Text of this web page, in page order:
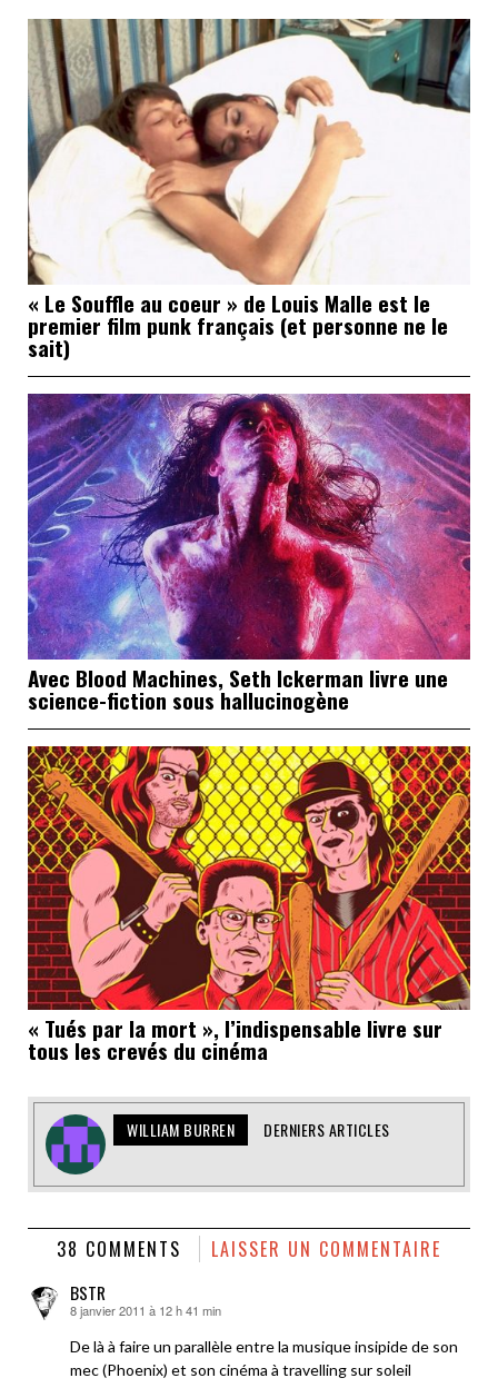
« Le Souffle au coeur » de Louis Malle est le
premier film punk français (et personne ne le
sait)
Avec Blood Machines, Seth Ickerman livre une
science-fiction sous hallucinogène
« Tués par la mort », l’indispensable livre sur
tous les crevés du cinéma
WILLIAM BURREN DERNIERS ARTICLES
38 COMMENTS LAISSER UN COMMENTAIRE
BSTR
dit :
8 janvier 2011 à 12 h 41 min
De là à faire un parallèle entre la musique insipide de son
mec (Phoenix) et son cinéma à travelling sur soleil